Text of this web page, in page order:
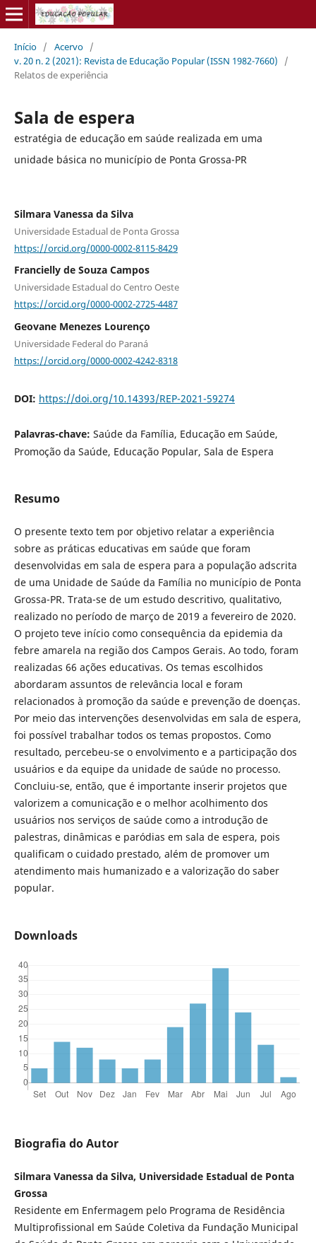
Início / Acervo /
v. 20 n. 2 (2021): Revista de Educação Popular (ISSN 1982-7660)
/
Relatos de experiência
Sala de espera
estratégia de educação em saúde realizada em uma
unidade básica no município de Ponta Grossa-PR
Silmara Vanessa da Silva
Universidade Estadual de Ponta Grossa
https://orcid.org/0000-0002-8115-8429
Francielly de Souza Campos
Universidade Estadual do Centro Oeste
https://orcid.org/0000-0002-2725-4487
Geovane Menezes Lourenço
Universidade Federal do Paraná
https://orcid.org/0000-0002-4242-8318
DOI: https://doi.org/10.14393/REP-2021-59274
Palavras-chave: Saúde da Família, Educação em Saúde,
Promoção da Saúde, Educação Popular, Sala de Espera
Resumo
O presente texto tem por objetivo relatar a experiência
sobre as práticas educativas em saúde que foram
desenvolvidas em sala de espera para a população adscrita
de uma Unidade de Saúde da Família no município de Ponta
Grossa-PR. Trata-se de um estudo descritivo, qualitativo,
realizado no período de março de 2019 a fevereiro de 2020.
O projeto teve início como consequência da epidemia da
febre amarela na região dos Campos Gerais. Ao todo, foram
realizadas 66 ações educativas. Os temas escolhidos
abordaram assuntos de relevância local e foram
relacionados à promoção da saúde e prevenção de doenças.
Por meio das intervenções desenvolvidas em sala de espera,
foi possível trabalhar todos os temas propostos. Como
resultado, percebeu-se o envolvimento e a participação dos
usuários e da equipe da unidade de saúde no processo.
Concluiu-se, então, que é importante inserir projetos que
valorizem a comunicação e o melhor acolhimento dos
usuários nos serviços de saúde como a introdução de
palestras, dinâmicas e paródias em sala de espera, pois
qualificam o cuidado prestado, além de promover um
atendimento mais humanizado e a valorização do saber
popular.
Downloads
Biografia do Autor
Silmara Vanessa da Silva, Universidade Estadual de Ponta
Grossa
Residente em Enfermagem pelo Programa de Residência
Multiprofissional em Saúde Coletiva da Fundação Municipal